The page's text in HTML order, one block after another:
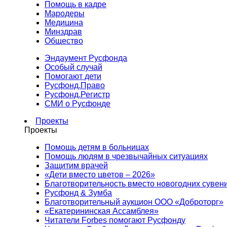
Помощь в кадре
Мародеры
Медицина
Минздрав
Общество
Эндаумент Русфонда
Особый случай
Помогают дети
Русфонд.Право
Русфонд.Регистр
СМИ о Русфонде
Проекты
Проекты
Помощь детям в больницах
Помощь людям в чрезвычайных ситуациях
Защитим врачей
«Дети вместо цветов – 2026»
Благотворительность вместо новогодних
Русфонд & Зумба
Благотворительный аукцион ООО «Доброторг»
«Екатерининская Ассамблея»
Читатели Forbes помогают Русфонду